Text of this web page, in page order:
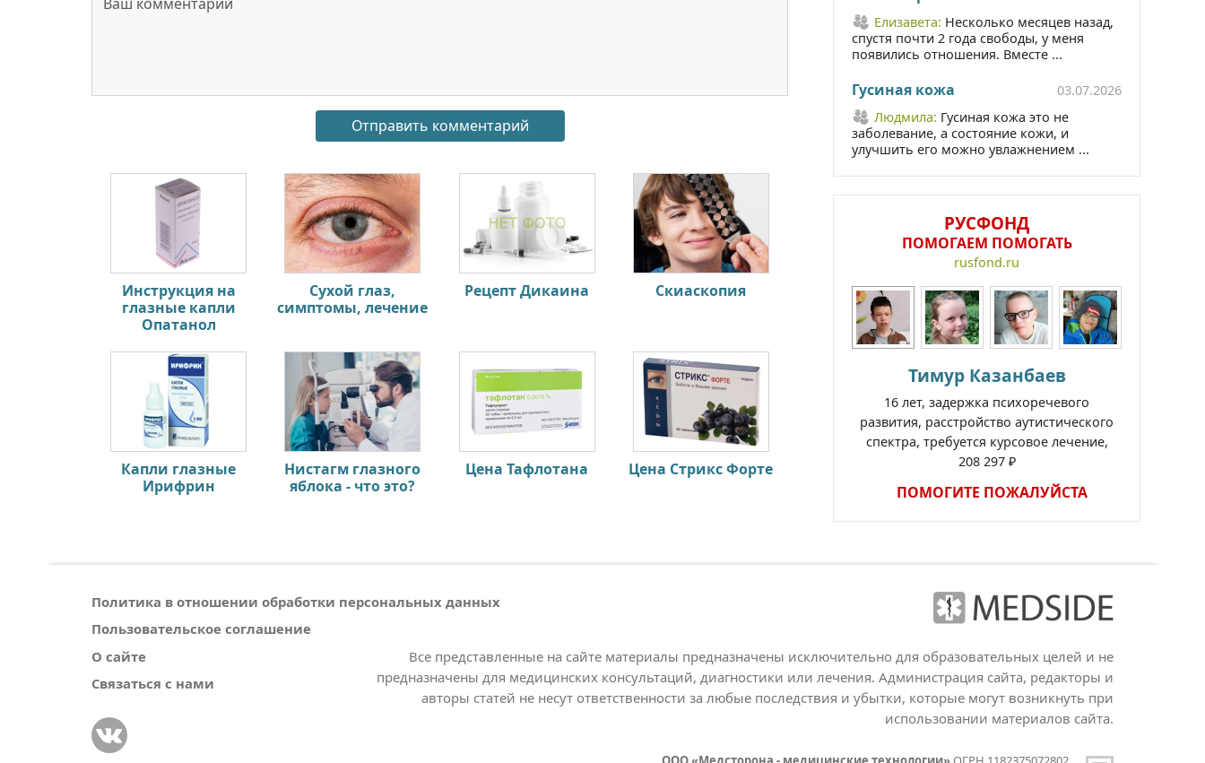
Инструкция на
глазные капли
Опатанол
Сухой глаз,
симптомы, лечение
Рецепт Дикаина Скиаскопия
Капли глазные
Ирифрин
Нистагм глазного
яблока - что это?
Цена Тафлотана Цена Стрикс Форте
Елизавета: Несколько месяцев назад,
спустя почти 2 года свободы, у меня
появились отношения. Вместе ...
Гусиная кожа
03.07.2026
Людмила: Гусиная кожа это не
заболевание, а состояние кожи, и
улучшить его можно увлажнением ...
РУСФОНД
ПОМОГАЕМ ПОМОГАТЬ
rusfond.ru
Тимур Казанбаев
16 лет, задержка психоречевого
развития, расстройство аутистического
спектра, требуется курсовое лечение,
208 297 ₽
ПОМОГИТЕ ПОЖАЛУЙСТА
Политика в отношении обработки персональных данных
Пользовательское соглашение
О сайте
Связаться с нами
Все представленные на сайте материалы предназначены исключительно для образовательных целей и не
предназначены для медицинских консультаций, диагностики или лечения. Администрация сайта, редакторы и
авторы статей не несут ответственности за любые последствия и убытки, которые могут возникнуть при
использовании материалов сайта.